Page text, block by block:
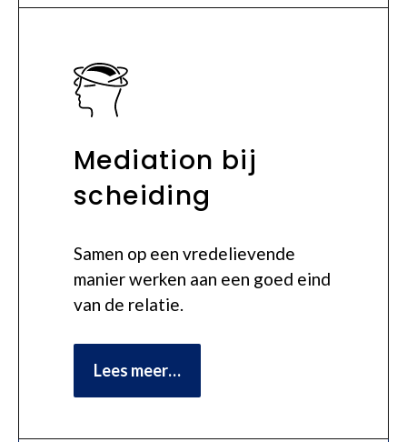
Mediation bij
scheiding
Samen op een vredelievende
manier werken aan een goed eind
van de relatie.
Lees meer…